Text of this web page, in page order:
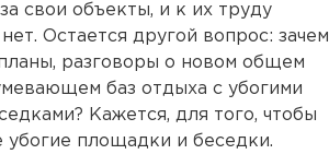
свои объекты, и к их труду
Остается другой вопрос: зачем
разговоры о новом общем
баз отдыха с убогими
Кажется, для того, чтобы
убогие площадки и беседки.